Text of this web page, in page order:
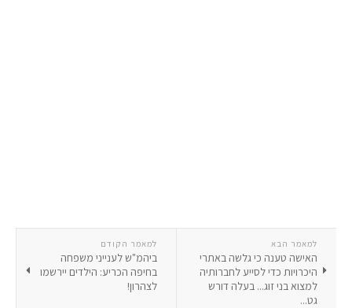
למאמר הקודם
ביהמ"ש לענייני משפחה
בחיפה הכריע: הילדים יירשמו
לצהרון!
למאמר הבא
האישה טענה כי גלשה באתרי
היכרויות כדי לסייע לחברותיה
למצוא בני זוג... בעלה דורש
גט...